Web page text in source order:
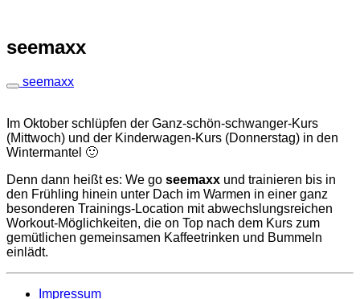
seemaxx
seemaxx
Im Oktober schlüpfen der Ganz-schön-schwanger-Kurs
(Mittwoch) und der Kinderwagen-Kurs (Donnerstag) in den
Wintermantel 🙂
Denn dann heißt es: We go seemaxx und trainieren bis in
den Frühling hinein unter Dach im Warmen in einer ganz
besonderen Trainings-Location mit abwechslungsreichen
Workout-Möglichkeiten, die on Top nach dem Kurs zum
gemütlichen gemeinsamen Kaffeetrinken und Bummeln
einlädt.
Impressum